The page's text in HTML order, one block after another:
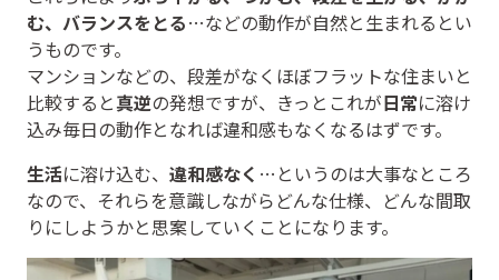
む、バランスをとる…などの動作が自然と生まれるとい
うものです。
マンションなどの、段差がなくほぼフラットな住まいと
比較すると真逆の発想ですが、きっとこれが日常に溶け
込み毎日の動作となれば違和感もなくなるはずです。
生活に溶け込む、 違和感なく …というのは大事なところ
なので、それらを意識しながらどんな仕様、どんな間取
りにしようかと思案していくことになります。